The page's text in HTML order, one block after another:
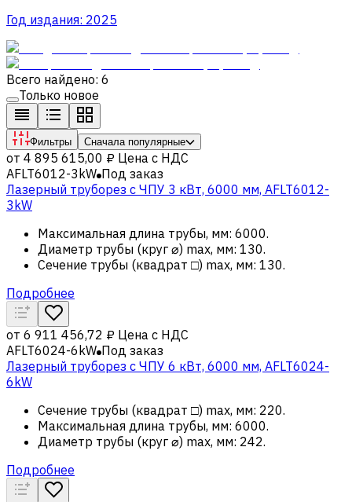
Год издания: 2025
Всего найдено: 6
Только новое
Фильтры Сначала популярные
от 4 895 615,00 ₽ Цена с НДС
AFLT6012-3kW Под заказ
Лазерный труборез с ЧПУ 3 кВт, 6000 мм, AFLT6012-
3kW
Максимальная длина трубы, мм: 6000.
Диаметр трубы (круг ⌀) max, мм: 130.
Сечение трубы (квадрат □) max, мм: 130.
Подробнее
от 6 911 456,72 ₽ Цена с НДС
AFLT6024-6kW Под заказ
Лазерный труборез с ЧПУ 6 кВт, 6000 мм, AFLT6024-
6kW
Сечение трубы (квадрат □) max, мм: 220.
Максимальная длина трубы, мм: 6000.
Диаметр трубы (круг ⌀) max, мм: 242.
Подробнее